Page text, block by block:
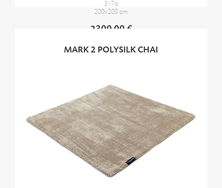
3176
200x200 cm
2300,00 €
MARK 2 POLYSILK CHAI